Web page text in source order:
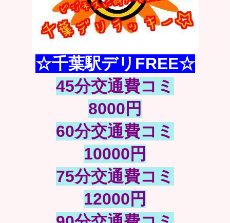
☆千葉駅デリFREE☆
45分交通費コミ
8000円
60分交通費コミ
10000円
75分交通費コミ
12000円